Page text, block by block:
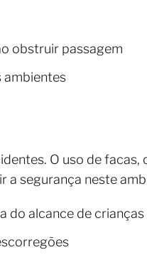
obstruir passagem
ambientes
O uso de
segurança neste
do alcance de crianças